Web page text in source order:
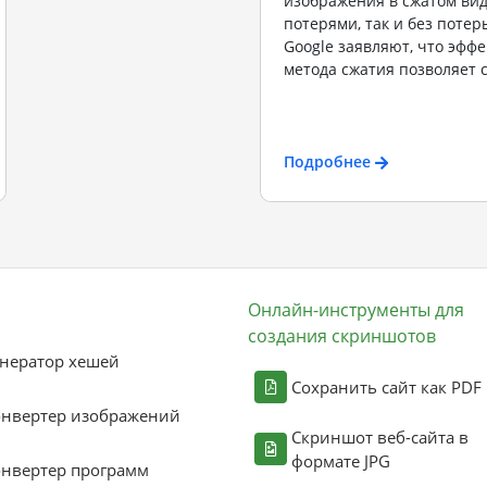
потерями, так и без
Google заявляют, что
метода сжатия позволяет
Подробнее
хешей
изображений
программ
Онлайн-инструменты для
создания скриншотов
Сохранить сайт как PDF
Скриншот веб-сайта в
формате JPG